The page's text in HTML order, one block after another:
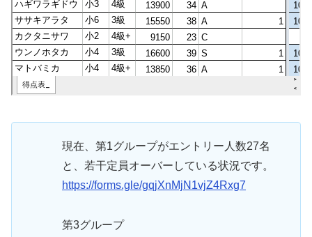
現在、第1グループがエントリー人数27名
と、若干定員オーバーしている状況です。
https://forms.gle/gqjXnMjN1vjZ4Rxg7
第3グループ